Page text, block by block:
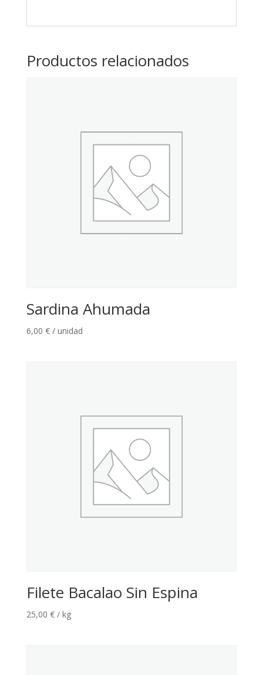
Productos relacionados
Sardina Ahumada
6,00 € / unidad
Filete Bacalao Sin Espina
25,00 € / kg